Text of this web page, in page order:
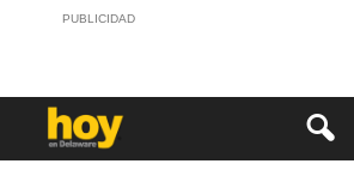
PUBLICIDAD